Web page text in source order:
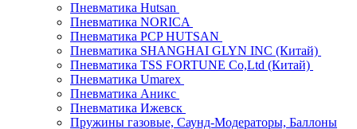
Пневматика Hutsan
Пневматика NORICA
Пневматика PCP HUTSAN
Пневматика SHANGHAI GLYN INC (Китай)
Пневматика TSS FORTUNE Co,Ltd (Китай)
Пневматика Umarex
Пневматика Аникс
Пневматика Ижевск
Пружины газовые, Саунд-Модераторы, Баллоны